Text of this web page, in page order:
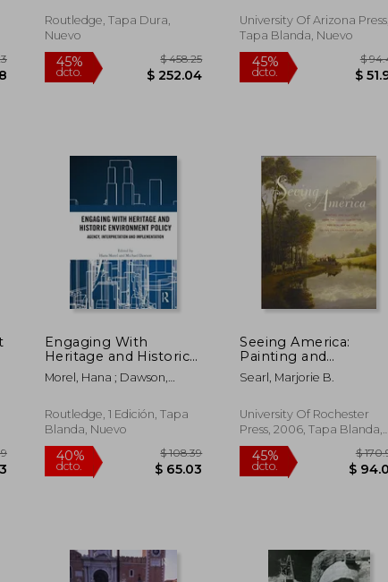
$ 283.23
$ 155.78
Inglés)
Routledge, Tapa Dura,
Nuevo
45%
dcto.
$ 458.25
$ 252.04
University Of Arizona Press,
Tapa Blanda, Nuevo
Engaging With
Heritage and Historic
Environment Policy
(en Inglés)
Morel, Hana ; Dawson,
Routledge, 1 Edición, Tapa
Blanda, Nuevo
Seeing America:
Painting and
Sculpture from the
Collection of the
of the University of
Rochester (en Inglés)
Searl, Marjorie B.
University Of Rochester
Press, 2006, Tapa Blanda,
Nuevo